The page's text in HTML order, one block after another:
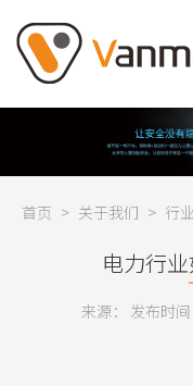
首页 > 关于我们 > 行
电力行
来源： 发布时间